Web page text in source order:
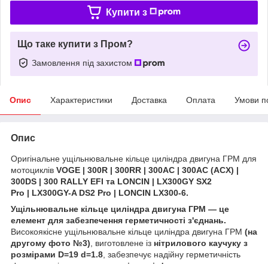
Купити з
Що таке купити з Пром?
Замовлення під захистом
Опис Характеристики Доставка Оплата Умови
Опис
Оригінальне ущільнювальне кільце циліндра двигуна ГРМ для
мотоциклів VOGE | 300R | 300RR | 300AC | 300AC (ACX) |
300DS | 300 RALLY EFI та LONCIN | LX300GY SX2
Pro | LX300GY-A DS2 Pro | LONCIN LX300-6.
Ущільнювальне кільце циліндра двигуна ГРМ — це
елемент для забезпечення герметичності з'єднань.
Високоякісне ущільнювальне кільце циліндра двигуна ГРМ (на
другому фото №3)
виготовлене із нітрилового каучуку з
розмірами D=19 d=1.8 , забезпечує надійну герметичність